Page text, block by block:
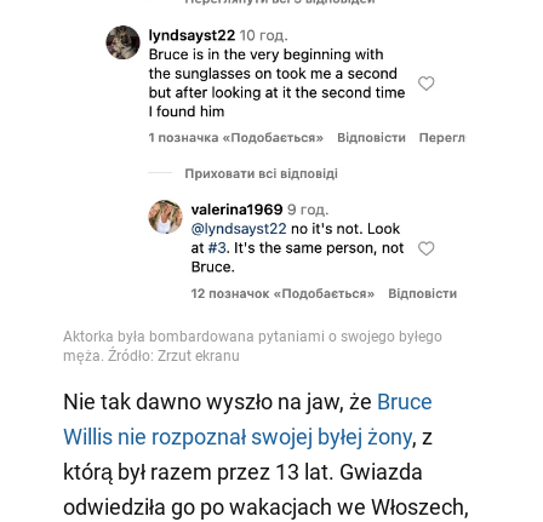
Nie tak dawno wyszło na jaw, że Bruce
Willis nie rozpoznał swojej byłej żony, z
którą był razem przez 13 lat. Gwiazda
odwiedziła go po wakacjach we Włoszech,